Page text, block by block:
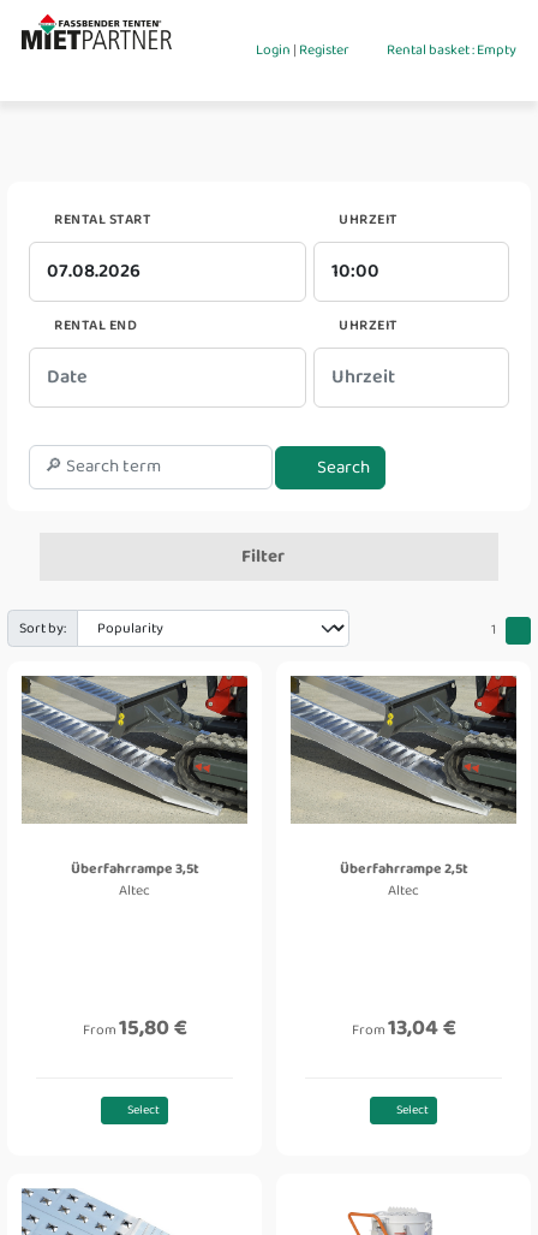
Login|Register Rental basket : Empty
RENTAL START UHRZEIT
RENTAL END UHRZEIT
Search
Filter
Sort by: 1
Überfahrrampe 3,5t
Altec
From15,80 €
Select
Überfahrrampe 2,5t
Altec
From13,04 €
Select